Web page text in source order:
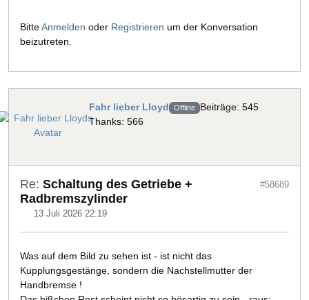
BitteAnmelden oder Registrieren um der Konversation
beizutreten.
Fahr lieber Lloyd Offline Beiträge: 545
Thanks: 566
Re: Schaltung des Getriebe +
Radbremszylinder
13 Juli 2026 22:19
#58689
Was auf dem Bild zu sehen ist - ist nicht das
Kupplungsgestänge, sondern die Nachstellmutter der
Handbremse !